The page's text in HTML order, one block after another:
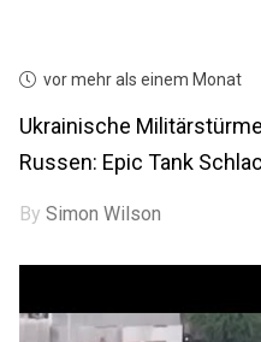
vor mehr als einem Monat
Ukrainische
Russen: Epic Tank
BySimon Wilson